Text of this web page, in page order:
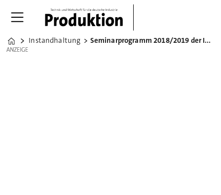
Home
Instandhaltung Seminarprogramm 2018/2019 der IHA Dresden
ANZEIGE
ANZEIGE